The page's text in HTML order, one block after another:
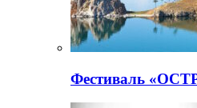
Фестиваль